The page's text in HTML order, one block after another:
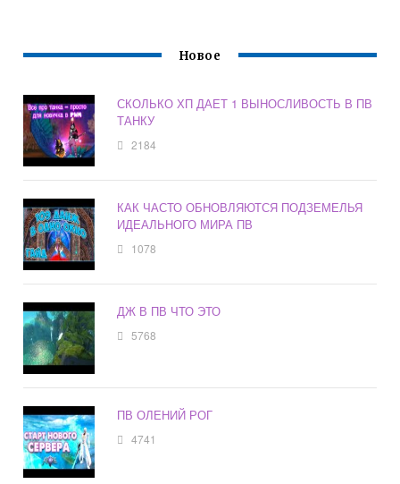
Новое
СКОЛЬКО ХП ДАЕТ 1 ВЫНОСЛИВОСТЬ В ПВ
ТАНКУ
2184
КАК ЧАСТО ОБНОВЛЯЮТСЯ ПОДЗЕМЕЛЬЯ
ИДЕАЛЬНОГО МИРА ПВ
1078
ДЖ В ПВ ЧТО ЭТО
5768
ПВ ОЛЕНИЙ РОГ
4741